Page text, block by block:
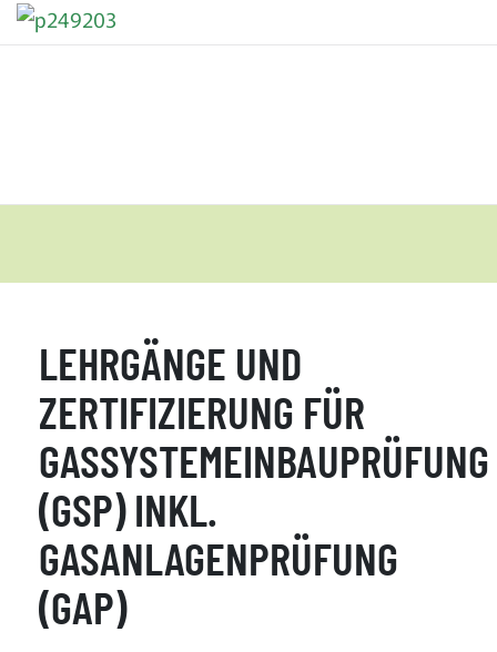
LEHRGÄNGE UND
ZERTIFIZIERUNG FÜR
GASSYSTEMEINBAUPRÜFUNG
(GSP) INKL.
GASANLAGENPRÜFUNG
(GAP)